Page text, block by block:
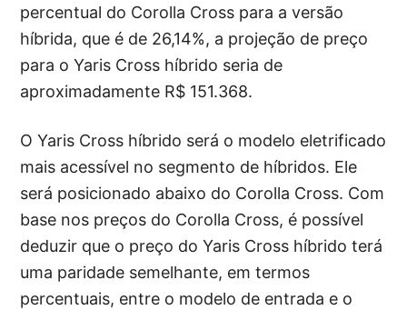
percentual do Corolla Cross para a versão
híbrida, que é de 26,14%, a projeção de preço
para o Yaris Cross híbrido seria de
aproximadamente R$ 151.368.
O Yaris Cross híbrido será o modelo eletrificado
mais acessível no segmento de híbridos. Ele
será posicionado abaixo do Corolla Cross. Com
base nos preços do Corolla Cross, é possível
deduzir que o preço do Yaris Cross híbrido terá
uma paridade semelhante, em termos
percentuais, entre o modelo de entrada e o